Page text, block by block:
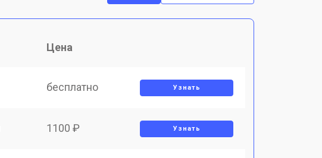
Цена
бесплатно Узнать
1100 ₽ Узнать